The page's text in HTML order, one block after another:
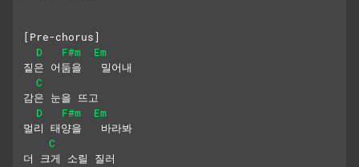
[Pre-chorus]
D
F#m
Em
짙은 어둠을   밀어내
C
감은 눈을 뜨고
D
F#m
Em
멀리 태양을   바라봐
C
더 크게 소릴 질러